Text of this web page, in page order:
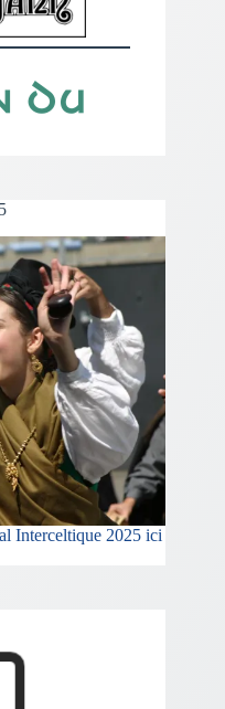
Interceltique 2025 ici